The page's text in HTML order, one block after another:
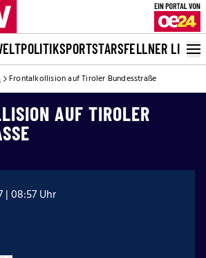
POLITIKSPORTSTARSFELLNER LIVE
Frontalkollision auf Tiroler Bundesstraße
AUF TIROLER
| 08:57 Uhr